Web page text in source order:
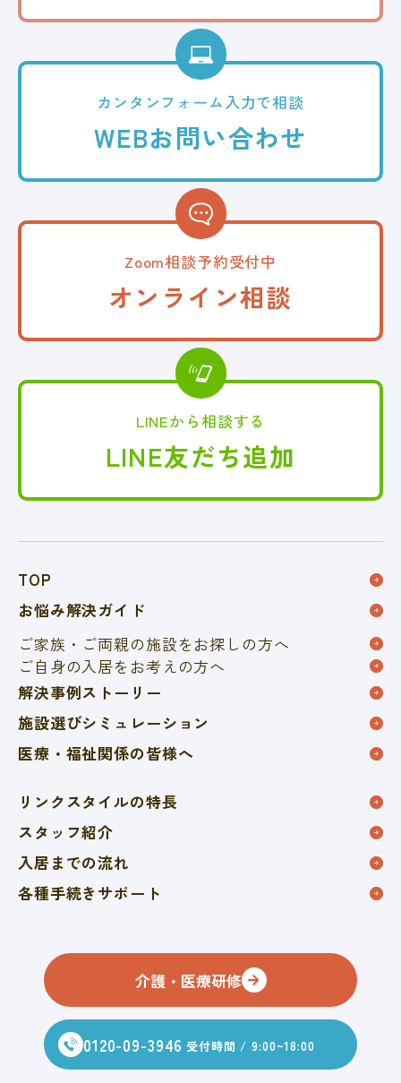
カンタンフォーム入力で相談
WEBお問い合わせ
Zoom相談予約受付中
オンライン相談
LINEから相談する
LINE友だち追加
TOP
お悩み解決ガイド
ご家族・ご両親の施設を お探しの方へ
ご自身の入居をお考えの方へ
解決事例ストーリー
施設選びシミュレーション
医療・福祉関係の皆様へ
リンクスタイルの特長
スタッフ紹介
入居までの流れ
各種手続きサポート
0120-09-3946 受付時間 / 9:00~18:00
介護・医療研修